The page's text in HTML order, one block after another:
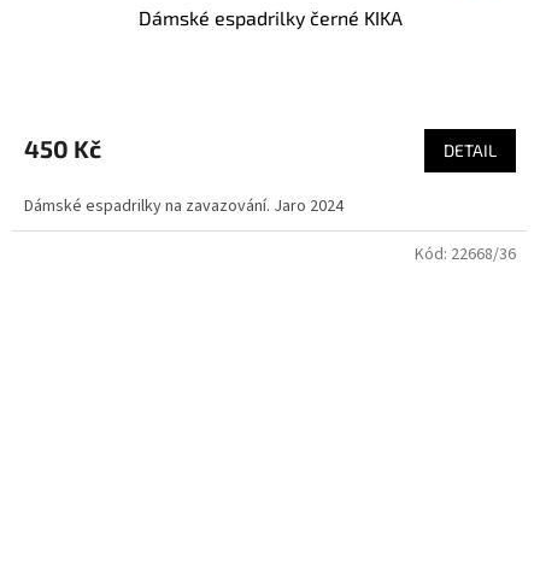
Dámské espadrilky černé KIKA
450 Kč DETAIL
Dámské espadrilky na zavazování. Jaro 2024
Kód: 22668/36